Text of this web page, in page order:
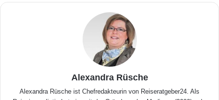
Alexandra Rüsche
Alexandra Rüsche ist Chefredakteurin von Reiseratgeber24. Als